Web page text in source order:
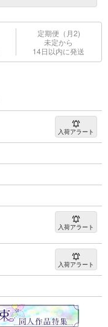
定期便（月2)
未定から
14日以内に発送
入荷アラート
入荷アラート
入荷アラート